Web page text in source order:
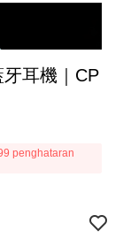
牙耳機｜CP
penghataran